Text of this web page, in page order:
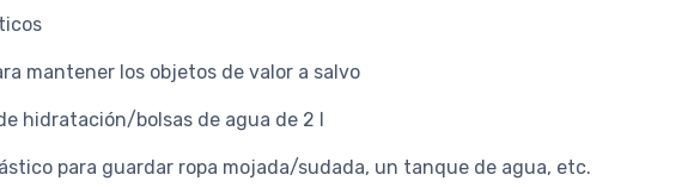
mantener los objetos de valor a salvo
hidratación/bolsas de agua de 2 l
para guardar ropa mojada/sudada, un tanque de agua, etc.